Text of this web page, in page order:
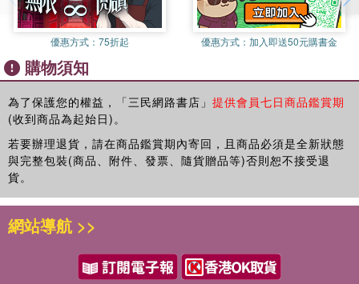
LESSON 16
LESSON 17
LESSON 18
LESSON 19
LESSON 20
LESSON 21
LESSON 22
LESSON 23
LESSON 24
LESSON 25
LESSON 28
優惠方式： 75折起 優惠方式： 加入即送50元購書金
購物須知
為了保護您的權益，「三民網路書店」 提供會員七日商品鑑賞期
(收到商品為起始日)。
若要辦理退貨，請在商品鑑賞期內寄回，且商品必須是全新狀態
與完整包裝(商品、附件、發票、隨貨贈品等)否則恕不接受退
貨。
網站導航 >>